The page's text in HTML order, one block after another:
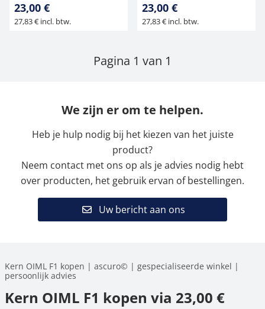
23,00 €
27,83 € incl. btw.
23,00 €
27,83 € incl. btw.
Pagina 1 van 1
We zijn er om te helpen.
Heb je hulp nodig bij het kiezen van het juiste
product?
Neem contact met ons op als je advies nodig hebt
over producten, het gebruik ervan of bestellingen.
Uw bericht aan ons
Kern OIML F1 kopen | ascuro© | gespecialiseerde winkel |
persoonlijk advies
Kern OIML F1 kopen via 23,00 €